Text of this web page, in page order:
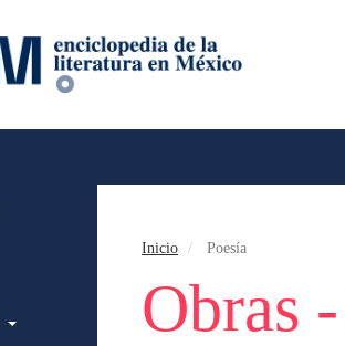
Inicio Poesía
Obras